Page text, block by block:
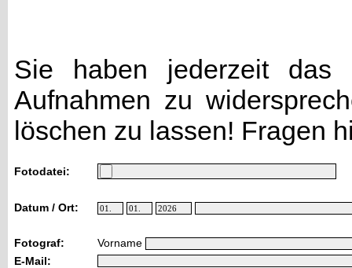
Sie haben jederzeit das
Aufnahmen zu
löschen zu lassen! Fragen
Fotodatei:
Datum / Ort:
Fotograf:
Vorname
E-Mail: